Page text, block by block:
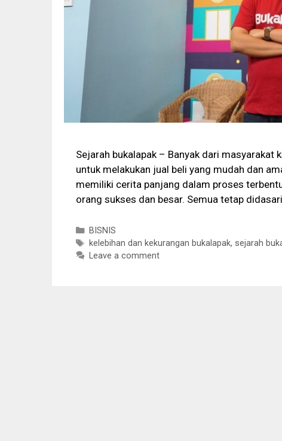
Sejarah bukalapak – Banyak dari
untuk melakukan jual beli yang mudah dan
memiliki cerita panjang dalam proses
orang sukses dan besar. Semua tetap
Categories
BISNIS
Tags
kelebihan dan kekurangan bukalapak, sejarah
Leave a comment